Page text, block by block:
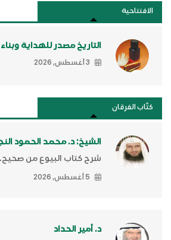
الافتتاحية
التاريخ مصدر للهداية
3 أغسطس, 2026
كتَّاب الفرقان
الشيخ: د. محمد الحمود
شرح كتاب البيوع من
5 أغسطس, 2026
د. أمير الحداد